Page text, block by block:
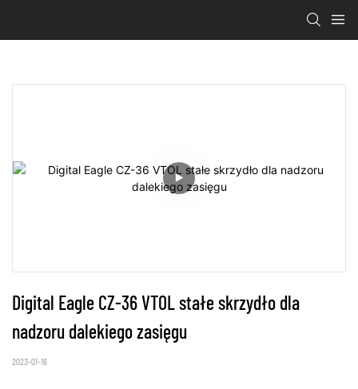
Digital Eagle CZ-36 VTOL stałe skrzydło dla
nadzoru dalekiego zasięgu
2023-01-16